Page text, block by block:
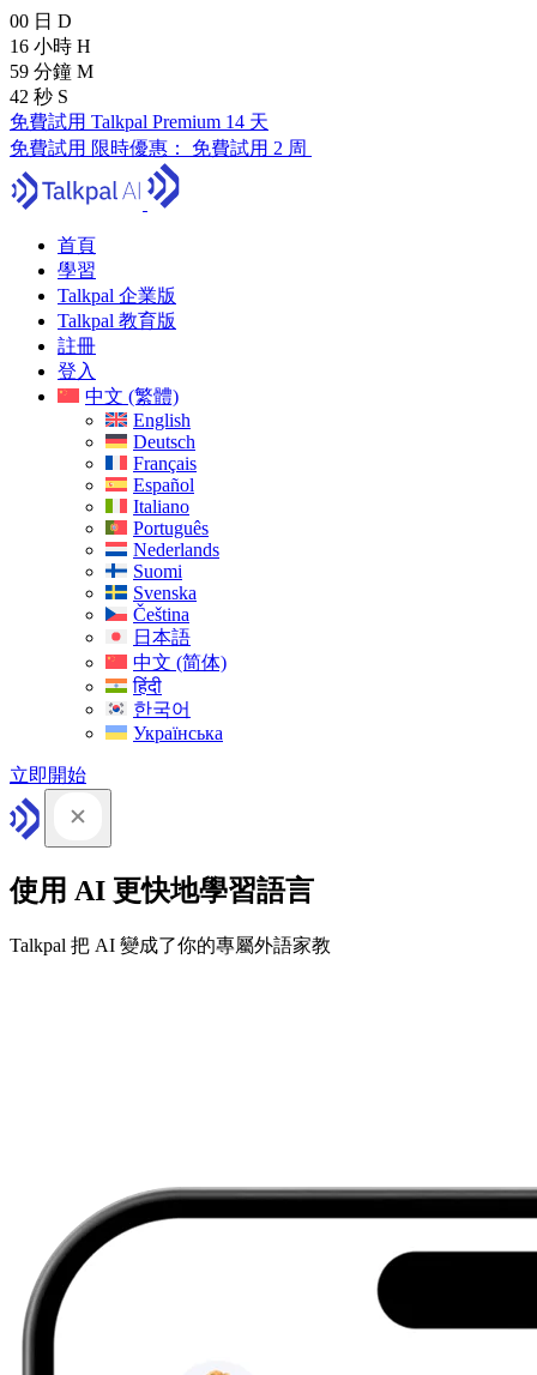
00 日 D
16 小時 H
59 分鐘 M
41 秒 S
免費試用 Talkpal Premium 14 天
免費試用 限時優惠： 免費試用 2 周
首頁
學習
Talkpal 企業版
Talkpal 教育版
註冊
登入
中文 (繁體)
English
Deutsch
Français
Español
Italiano
Português
Nederlands
Suomi
Svenska
Čeština
日本語
中文 (简体)
हिंदी
한국어
Українська
立即開始
使用 AI 更快地學習語言
Talkpal 把 AI 變成了你的專屬外語家教